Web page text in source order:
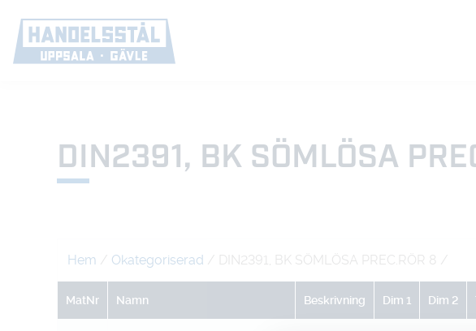
DIN2391, BK SÖMLÖSA
Hem / Okategoriserad / DIN2391, BK SÖMLÖSA PREC.RÖR 8 /
MatNr Namn Beskrivning Dim 1 Dim 2